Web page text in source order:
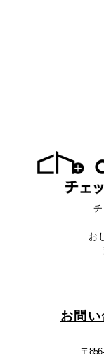
お
お問
〒